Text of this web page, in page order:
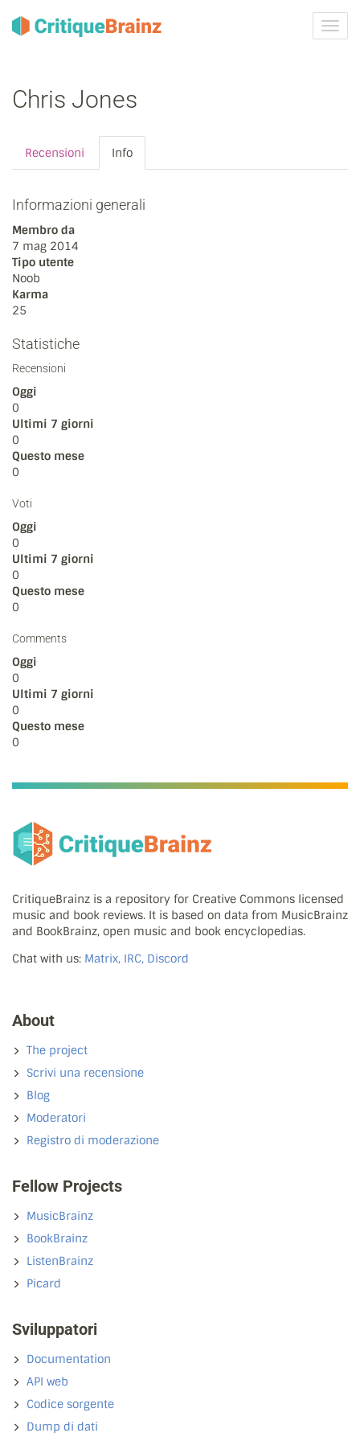
Chris Jones
Recensioni Info
Informazioni generali
Membro da
7 mag 2014
Tipo utente
Noob
Karma
25
Statistiche
Recensioni
Oggi
0
Ultimi 7 giorni
0
Questo mese
0
Voti
Oggi
0
Ultimi 7 giorni
0
Questo mese
0
Comments
Oggi
0
Ultimi 7 giorni
0
Questo mese
0
CritiqueBrainz is a repository for Creative Commons licensed
music and book reviews. It is based on data from MusicBrainz
and BookBrainz, open music and book encyclopedias.
Chat with us: Matrix, IRC, Discord
About
The project
Scrivi una recensione
Blog
Moderatori
Registro di moderazione
Fellow Projects
MusicBrainz
BookBrainz
ListenBrainz
Picard
Sviluppatori
Documentation
API web
Codice sorgente
Dump di dati